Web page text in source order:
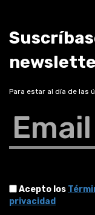
Para estar al día de las
Email
Acepto los
privacidad